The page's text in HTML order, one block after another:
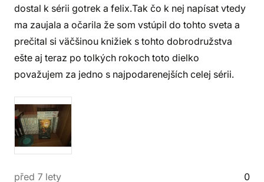
dostal k sérii gotrek a felix.Tak čo k nej napísat vtedy
ma zaujala a očarila že som vstúpil do tohto sveta a
prečital si väčšinou knižiek s tohto dobrodružstva
ešte aj teraz po tolkých rokoch toto dielko
považujem za jedno s najpodarenejších celej sérii.
před 7 lety 0